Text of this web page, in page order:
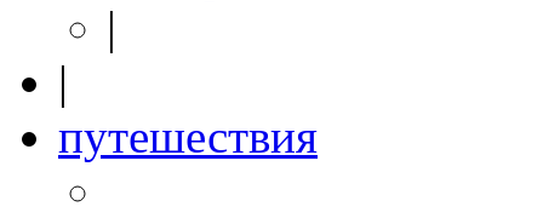
|
|
путешествия